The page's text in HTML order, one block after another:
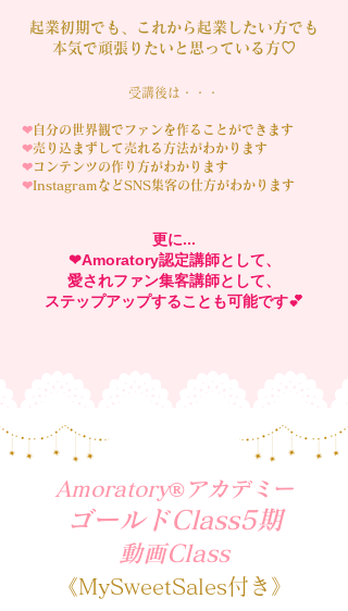
起業初期でも、これから起業したい方でも
本気で頑張りたいと思っている方♡
受講後は・・・
❤︎自分の世界観でファンを作ることができます
❤︎売り込まずして売れる方法がわかります
❤︎コンテンツの作り方がわかります
❤︎InstagramなどSNS集客の仕方がわかります
更に...
❤︎Amoratory認定講師として、
愛されファン集客講師として、
ステップアップすることも可能です💕
Amoratory®︎アカデミー
ゴールドClass5期
​動画Class
《MySweetSales付き》